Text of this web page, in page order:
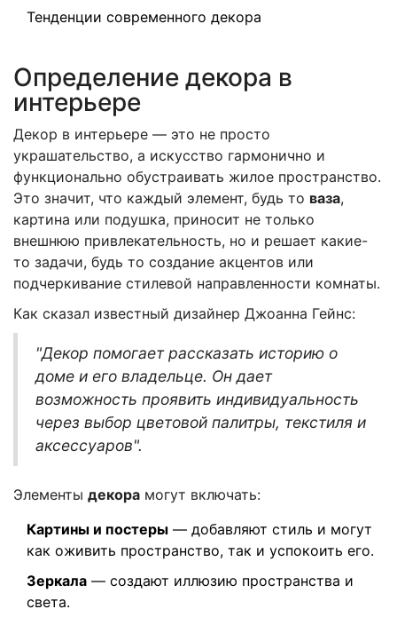
Тенденции современного декора
Определение декора в
интерьере
Декор в интерьере — это не просто
украшательство, а искусство гармонично и
функционально обустраивать жилое пространство.
Это значит, что каждый элемент, будь то ваза,
картина или подушка, приносит не только
внешнюю привлекательность, но и решает какие-
то задачи, будь то создание акцентов или
подчеркивание стилевой направленности комнаты.
Как сказал известный дизайнер Джоанна Гейнс:
"Декор помогает рассказать историю о
доме и его владельце. Он дает
возможность проявить индивидуальность
через выбор цветовой палитры, текстиля и
аксессуаров".
Элементы декора могут включать:
Картины и постеры — добавляют стиль и могут
как оживить пространство, так и успокоить его.
Зеркала — создают иллюзию пространства и
света.